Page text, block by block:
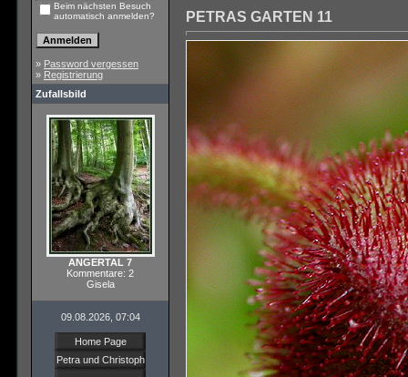
Beim nächsten Besuch
automatisch anmelden?
» Password vergessen
» Registrierung
Zufallsbild
ANGERTAL 7
Kommentare: 2
Gisela
09.08.2026, 07:04
Home Page
Petra und Christoph
PETRAS GARTEN 11